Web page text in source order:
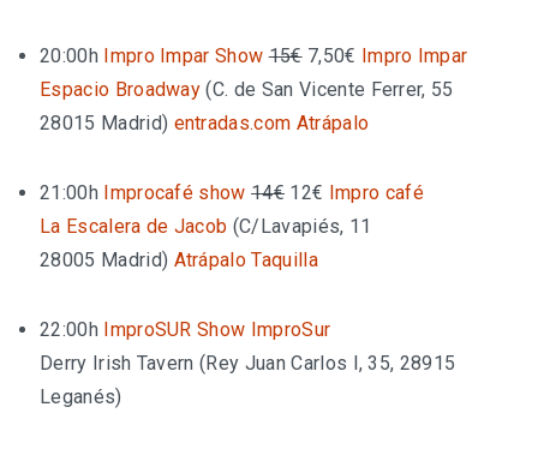
20:00h Impro Impar Show 15€7,50€ Impro Impar
Espacio Broadway (C. de San Vicente Ferrer, 55
28015 Madrid) entradas.com Atrápalo
21:00h Improcafé show 14€ 12€ Impro café
La Escalera de Jacob (C/Lavapiés, 11
28005 Madrid) Atrápalo Taquilla
22:00h ImproSUR Show ImproSur
Derry Irish Tavern (Rey Juan Carlos I, 35, 28915
Leganés)